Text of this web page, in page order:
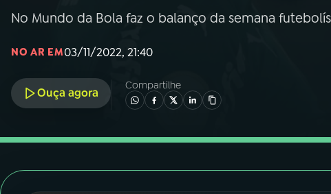
04 PROGRAMAS
No Mundo da Bola faz o balanço da semana
NO AR EM03/11/2022, 21:40
Ouça agora
Compartilhe